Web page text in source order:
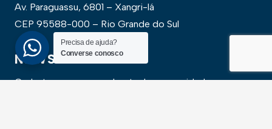
Av. Paraguassu, 6801 – Xangri-lá
CEP 95588-000 – Rio Grande do Sul
NEWSLLETER
Cadastre-se para receber todas as novidades em
Precisa de ajuda?
Converse conosco